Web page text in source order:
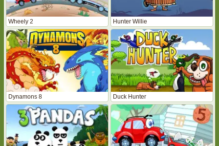
Wheely 2 Hunter Willie
Dynamons 8 Duck Hunter